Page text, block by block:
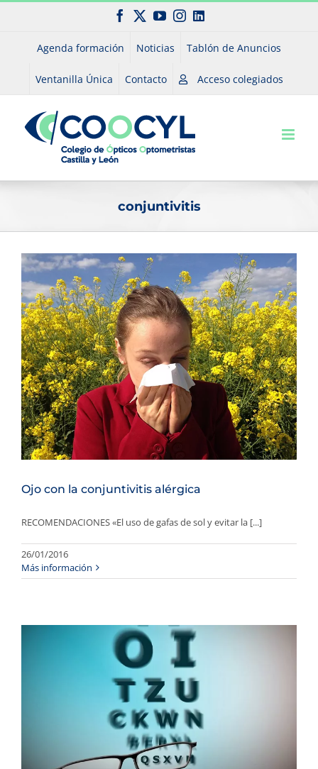
Saltar
Facebook
X YouTubeInstagram
LinkedIn
Agenda formación Noticias Tablón de Anuncios
Ventanilla Única Contacto Acceso colegiados
conjuntivitis
Ojo con la conjuntivitis alérgica
RECOMENDACIONES «El uso de gafas de sol y evitar la [...]
26/01/2016
Más información